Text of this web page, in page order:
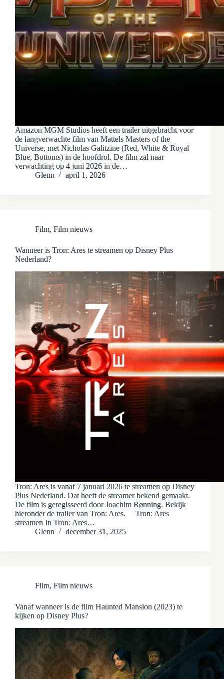
Amazon MGM Studios heeft een trailer uitgebracht voor
de langverwachte film van Mattels Masters of the
Universe, met Nicholas Galitzine (Red, White & Royal
Blue, Bottoms) in de hoofdrol. De film zal naar
verwachting op 4 juni 2026 in de…
Glenn
april 1, 2026
Film, Film nieuws
Wanneer is Tron: Ares te streamen op Disney Plus
Nederland?
Tron: Ares is vanaf 7 januari 2026 te streamen op Disney
Plus Nederland. Dat heeft de streamer bekend gemaakt.
De film is geregisseerd door Joachim Rønning. Bekijk
hieronder de trailer van Tron: Ares. Tron: Ares
streamen In Tron: Ares…
Glenn
december 31, 2025
Film, Film nieuws
Vanaf wanneer is de film Haunted Mansion (2023) te
kijken op Disney Plus?